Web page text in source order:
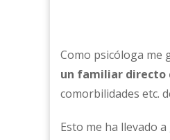
Como psicóloga me
un familiar directo
comorbilidades etc.
Esto me ha llevado